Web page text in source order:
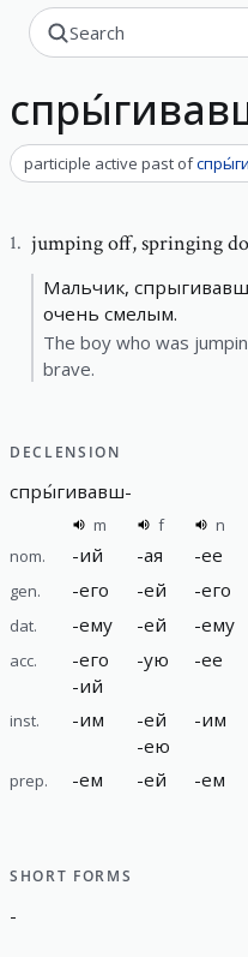
participle active past of
1. jumping off,springing
Мальчик,
очень смелым.
The boy who was
brave.
DECLENSION
спры́гивавш-
m f n
nom.
-ий -ая -ее
gen. -его -ей -его
dat. -ему -ей -ему
acc. -его
-ий
-ую -ее
inst. -им -ей
-ею
-им
prep. -ем -ей -ем
SHORT FORMS
-